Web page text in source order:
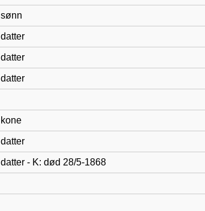
sønn
datter
datter
datter
kone
datter
datter - K: død 28/5-1868